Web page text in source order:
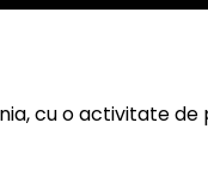
cu o activitate